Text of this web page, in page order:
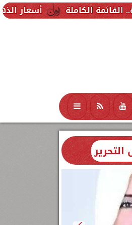
أسعار الذهب اليوم الجمعة 7 أغسطس 2026 في مصر.. كم يبلغ عيار 21 الآن؟
منوعات محافظات